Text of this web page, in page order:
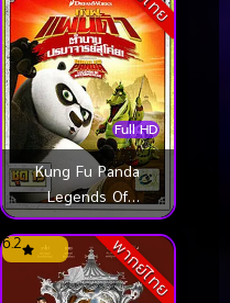
Full HD
Kung Fu Panda
Legends Of
Awesomeness Vol.15
กังฟูแพนด้า ตำนาน
ปรมาจารย์สุโค่ย! ชุด15
พากย์ไทย
6.2